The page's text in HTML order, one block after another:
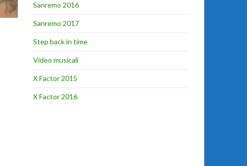
tra gli ospiti della semifinale Ricky Martin e Sam Smith
Sanremo 2016
Sanremo 2017
Step back in time
Video musicali
X Factor 2015
X Factor 2016